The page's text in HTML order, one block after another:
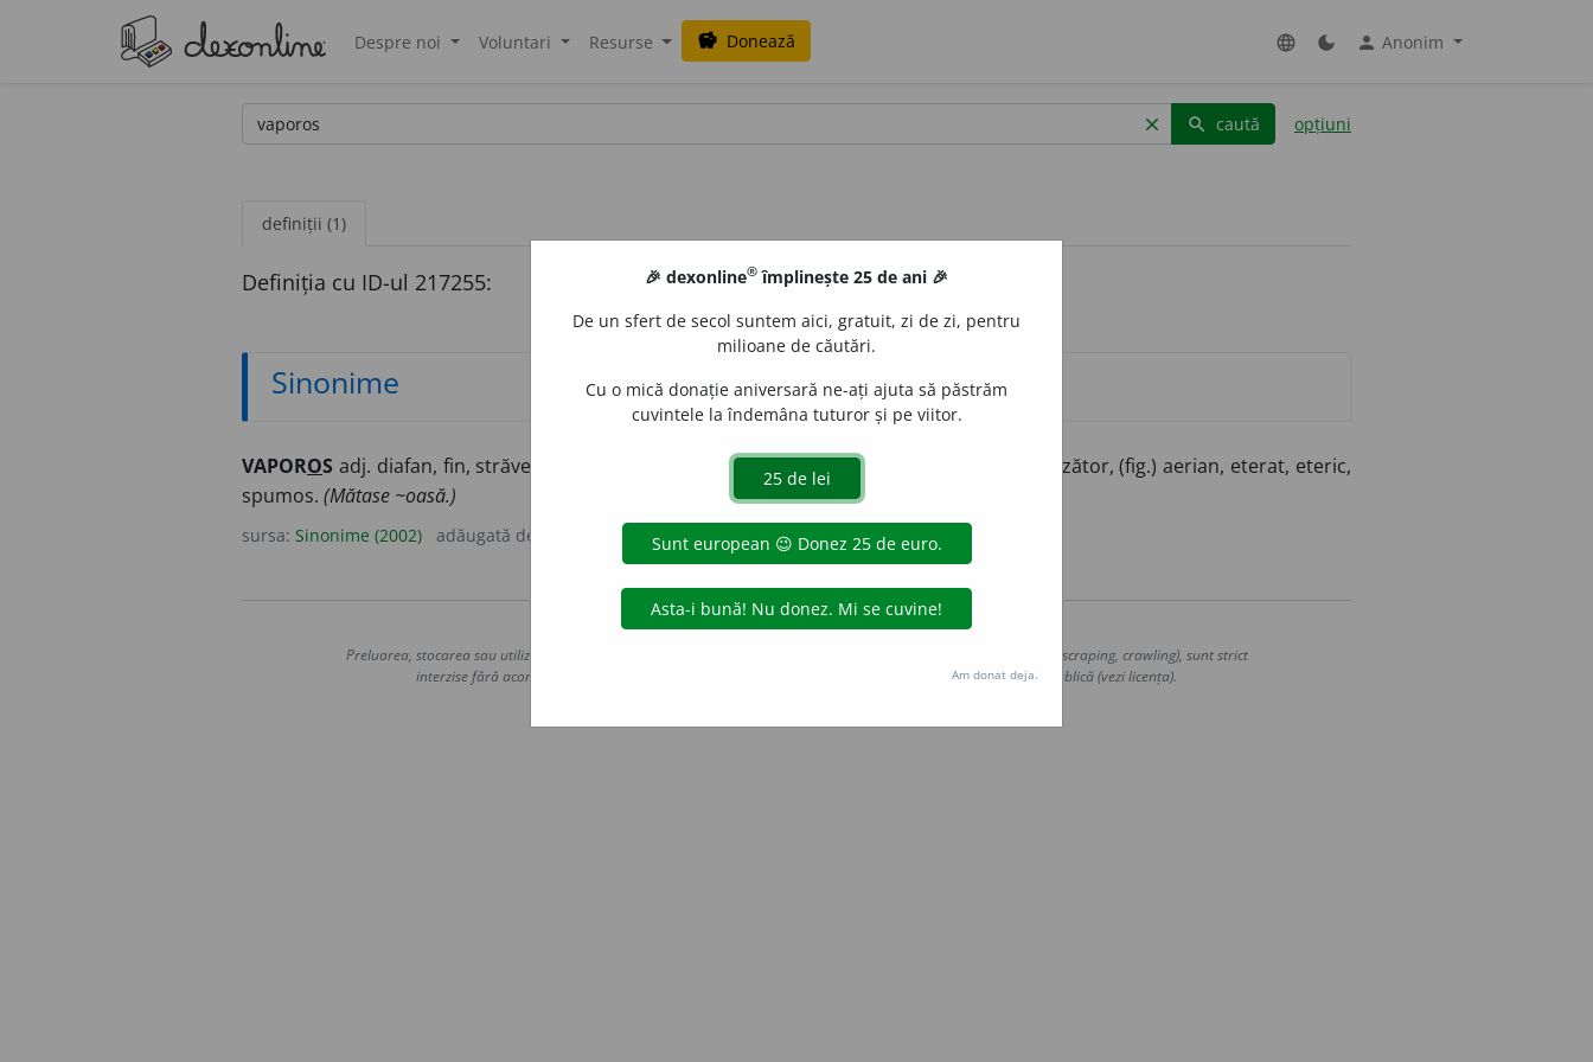
Despre noi Voluntari Resurse savings Donează language dark_mode person Anonim
clear search caută opțiuni
definiții (1)
Definiția cu ID-ul 217255:
Sinonime
VAPOROS adj. diafan, fin, străveziu, subțire, transparent, (înv.) prevăzător, prevăziu, străvăzător, (fig.) aerian, eterat, eteric,
spumos. (Mătase ~oasă.)
sursa: Sinonime (2002) adăugată de acțiuni
Copyright © 2004-2026 dexonline (https://dexonline.ro)
Preluarea, stocarea sau utilizarea datelor de pe acest site, inclusiv prin orice metode de extragere automată (web scraping, crawling), sunt strict
interzise fără acordul nostru prealabil scris, cu excepția seturilor de date oferite oficial spre utilizare publică (vezi licența).
🎉 dexonline® împlinește 25 de ani 🎉
De un sfert de secol suntem aici, gratuit, zi de zi, pentru
milioane de căutări.
Cu o mică donație aniversară ne-ați ajuta să păstrăm
cuvintele la îndemâna tuturor și pe viitor.
Am donat deja.